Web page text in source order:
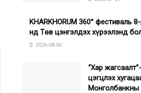
KHARKHORUM 360° фестиваль
нд Төв цэнгэлдэх хүрээлэнд
2026-08-06
“Хар
цэгцлэх
Монголбанкны